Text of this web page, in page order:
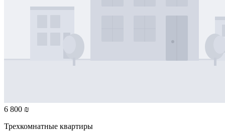
6 800 ₪
Трехкомнатные квартиры